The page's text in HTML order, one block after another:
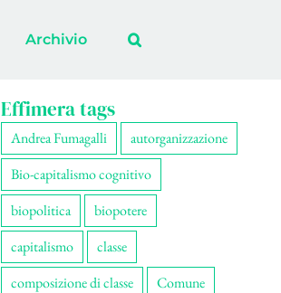
Archivio
Effimera tags
Andrea Fumagalli
autorganizzazione
Bio-capitalismo cognitivo
biopolitica
biopotere
capitalismo
classe
composizione di classe
Comune